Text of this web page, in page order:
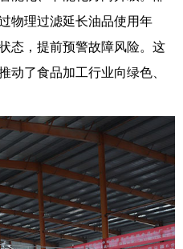
物理过滤延长油品使用年
态，提前预警故障风险。这
动了食品加工行业向绿色、